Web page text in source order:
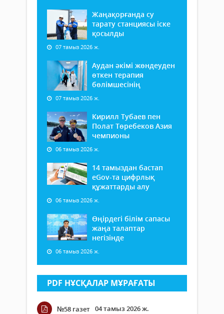
Жаңақорғанда су
тарату станциясы іске
қосылды
07 тамыз 2026 ж.
Аудан әкімі жөндеуден
өткен терапия
бөлімшесінің
07 тамыз 2026 ж.
Кирилл Тубаев пен
Полат Төребеков Азия
чемпионы
06 тамыз 2026 ж.
14 тамыздан бастап
еGov-та цифрлық
құжаттарды алу
06 тамыз 2026 ж.
Өңірдегі білім сапасы
жаңа талаптар
негізінде
06 тамыз 2026 ж.
PDF НҰСҚАЛАР МҰРАҒАТЫ
№58 газет 04 тамыз 2026 ж.